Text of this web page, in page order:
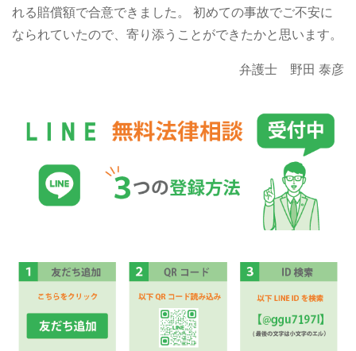
れる賠償額で合意できました。
初めての事故でご不安に
なられていたので、寄り添うことができたかと思います。
弁護士 野田 泰彦